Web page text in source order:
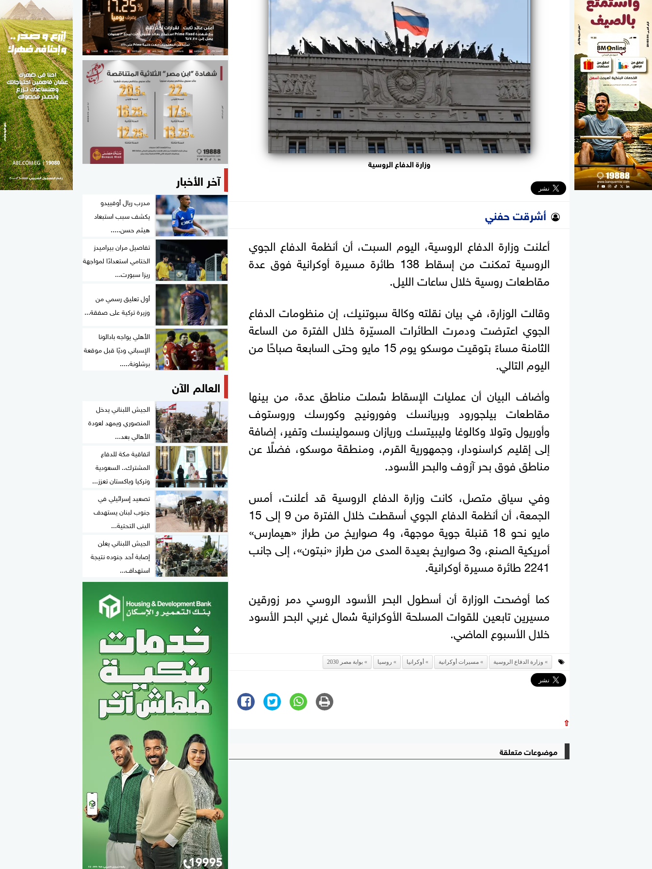
مواهب مصر
وزارة الدفاع الروسية
أشرقت حفني
أعلنت وزارة الدفاع الروسية، اليوم السبت، أن أنظمة الدفاع الجوي
الروسية تمكنت من إسقاط 138 طائرة مسيرة أوكرانية فوق عدة
مقاطعات روسية خلال ساعات الليل.
وقالت الوزارة، في بيان نقلته وكالة سبوتنيك، إن منظومات الدفاع
الجوي اعترضت ودمرت الطائرات المسيّرة خلال الفترة من الساعة
الثامنة مساءً بتوقيت موسكو يوم 15 مايو وحتى السابعة صباحًا من
اليوم التالي.
وأضاف البيان أن عمليات الإسقاط شملت مناطق عدة، من بينها
مقاطعات بيلجورود وبريانسك وفورونيج وكورسك وروستوف
وأوريول وتولا وكالوغا وليبيتسك وريازان وسمولينسك وتفير، إضافة
إلى إقليم كراسنودار، وجمهورية القرم، ومنطقة موسكو، فضلًا عن
مناطق فوق بحر آزوف والبحر الأسود.
وفي سياق متصل، كانت وزارة الدفاع الروسية قد أعلنت، أمس
الجمعة، أن أنظمة الدفاع الجوي أسقطت خلال الفترة من 9 إلى 15
مايو نحو 18 قنبلة جوية موجهة، و4 صواريخ من طراز «هيمارس»
أمريكية الصنع، و3 صواريخ بعيدة المدى من طراز «نبتون»، إلى جانب
2241 طائرة مسيرة أوكرانية.
كما أوضحت الوزارة أن أسطول البحر الأسود الروسي دمر زورقين
مسيرين تابعين للقوات المسلحة الأوكرانية شمال غربي البحر الأسود
خلال الأسبوع الماضي.
وزارة الدفاع الروسية مسيرات أوكرانية أوكرانيا روسيا بوابة مصر 2030
⇧
موضوعات متعلقة
آخر الأخبار
مدرب ريال أوفييدو
يكشف سبب استبعاد
هيثم حسن.....
تفاصيل مران بيراميدز
الختامي استعدادًا لمواجهة
ريزا سبورت...
أول تعليق رسمي من
وزيرة تركية على صفقة...
الأهلي يواجه بادالونا
الإسباني وديًا قبل موقعة
برشلونة.....
العالم الآن
الجيش اللبناني يدخل
المنصوري ويمهد لعودة
الأهالي بعد...
اتفاقية مكة للدفاع
المشترك.. السعودية
وتركيا وباكستان تعزز...
تصعيد إسرائيلي في
جنوب لبنان يستهدف
البنى التحتية...
الجيش اللبناني يعلن
إصابة أحد جنوده نتيجة
استهداف...